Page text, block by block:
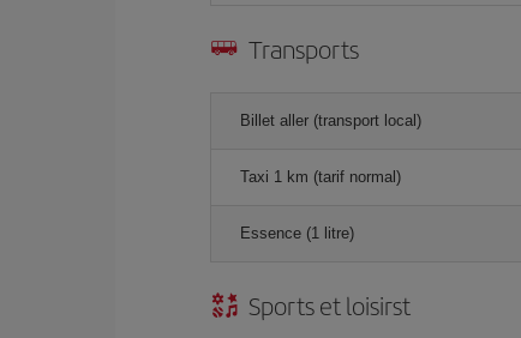
Transports
Billet aller (transport local)
Taxi 1 km (tarif normal)
Essence (1 litre)
Sports et loisirst